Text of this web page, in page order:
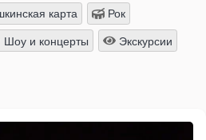
карта Рок
Шоу и концерты Экскурсии